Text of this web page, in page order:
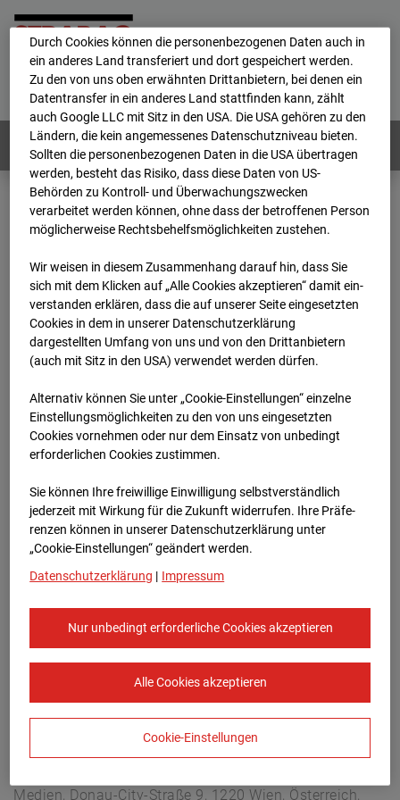
Home E-Mail Impressum
Login
Deutsch / English
Webcams: Alle Länder
Home
Deutschland
BC-170 BV-Ausbau Bonatzbau -Cam4
Archiv
2026
07 08 13:45
BC-170 BV-Ausbau
Bonatzbau -Cam4
Arnulf Klett Platz, 70173 Stuttgart
Zur Übersicht
Europe/Berlin
Medien, Donau-City-Straße 9, 1220 Wien, Österreich,
Durch Cookies können die personenbezogenen Daten auch in
ein anderes Land transferiert und dort gespeichert werden.
Zu den von uns oben erwähnten Drittanbietern, bei denen ein
Datentransfer in ein anderes Land stattfinden kann, zählt
auch Google LLC mit Sitz in den USA. Die USA gehören zu den
Ländern, die kein angemessenes Datenschutzniveau bieten.
Sollten die personenbezogenen Daten in die USA übertragen
werden, besteht das Risiko, dass diese Daten von US-
Behörden zu Kontroll- und Überwachungszwecken
verarbeitet werden können, ohne dass der betroffenen Person
möglicherweise Rechtsbehelfsmöglichkeiten zustehen.
Wir weisen in diesem Zusammenhang darauf hin, dass Sie
sich mit dem Klicken auf „Alle Cookies akzeptieren“ damit ein­
ver­standen erklären, dass die auf unserer Seite eingesetzten
Cookies in dem in unserer Datenschutzerklärung
dargestellten Umfang von uns und von den Drittanbietern
(auch mit Sitz in den USA) verwendet werden dürfen.
Alternativ können Sie unter „Cookie-Einstellungen“ einzelne
Einstellungsmöglichkeiten zu den von uns eingesetzten
Cookies vornehmen oder nur dem Einsatz von unbedingt
erforderlichen Cookies zustimmen.
Sie können Ihre freiwillige Einwilligung selbstverständlich
jederzeit mit Wirkung für die Zukunft widerrufen. Ihre Prä­fe­
renzen können in unserer Datenschutzerklärung unter
„Cookie-Einstellungen“ geändert werden.
Datenschutzerklärung | Impressum
Nur unbedingt erforderliche Cookies akzeptieren
Alle Cookies akzeptieren
Cookie-Einstellungen